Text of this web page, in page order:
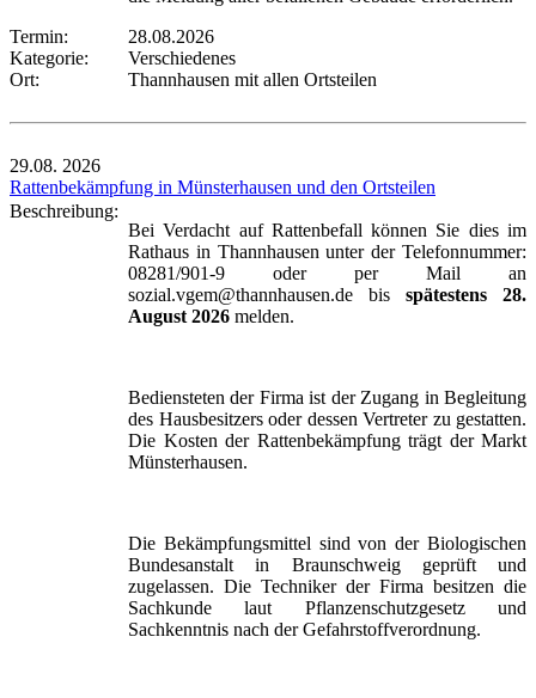
Termin:
28.08.2026
Kategorie:
Verschiedenes
Ort:
Thannhausen mit allen Ortsteilen
29.08. 2026
Rattenbekämpfung in Münsterhausen und den Ortsteilen
Beschreibung:
Bei Verdacht auf Rattenbefall können Sie dies im
Rathaus in Thannhausen unter der Telefonnummer:
08281/901-9 oder per Mail an
sozial.vgem@thannhausen.de bis spätestens 28.
August 2026 melden.
Bediensteten der Firma ist der Zugang in Begleitung
des Hausbesitzers oder dessen Vertreter zu gestatten.
Die Kosten der Rattenbekämpfung trägt der Markt
Münsterhausen.
Die Bekämpfungsmittel sind von der Biologischen
Bundesanstalt in Braunschweig geprüft und
zugelassen. Die Techniker der Firma besitzen die
Sachkunde laut Pflanzenschutzgesetz und
Sachkenntnis nach der Gefahrstoffverordnung.